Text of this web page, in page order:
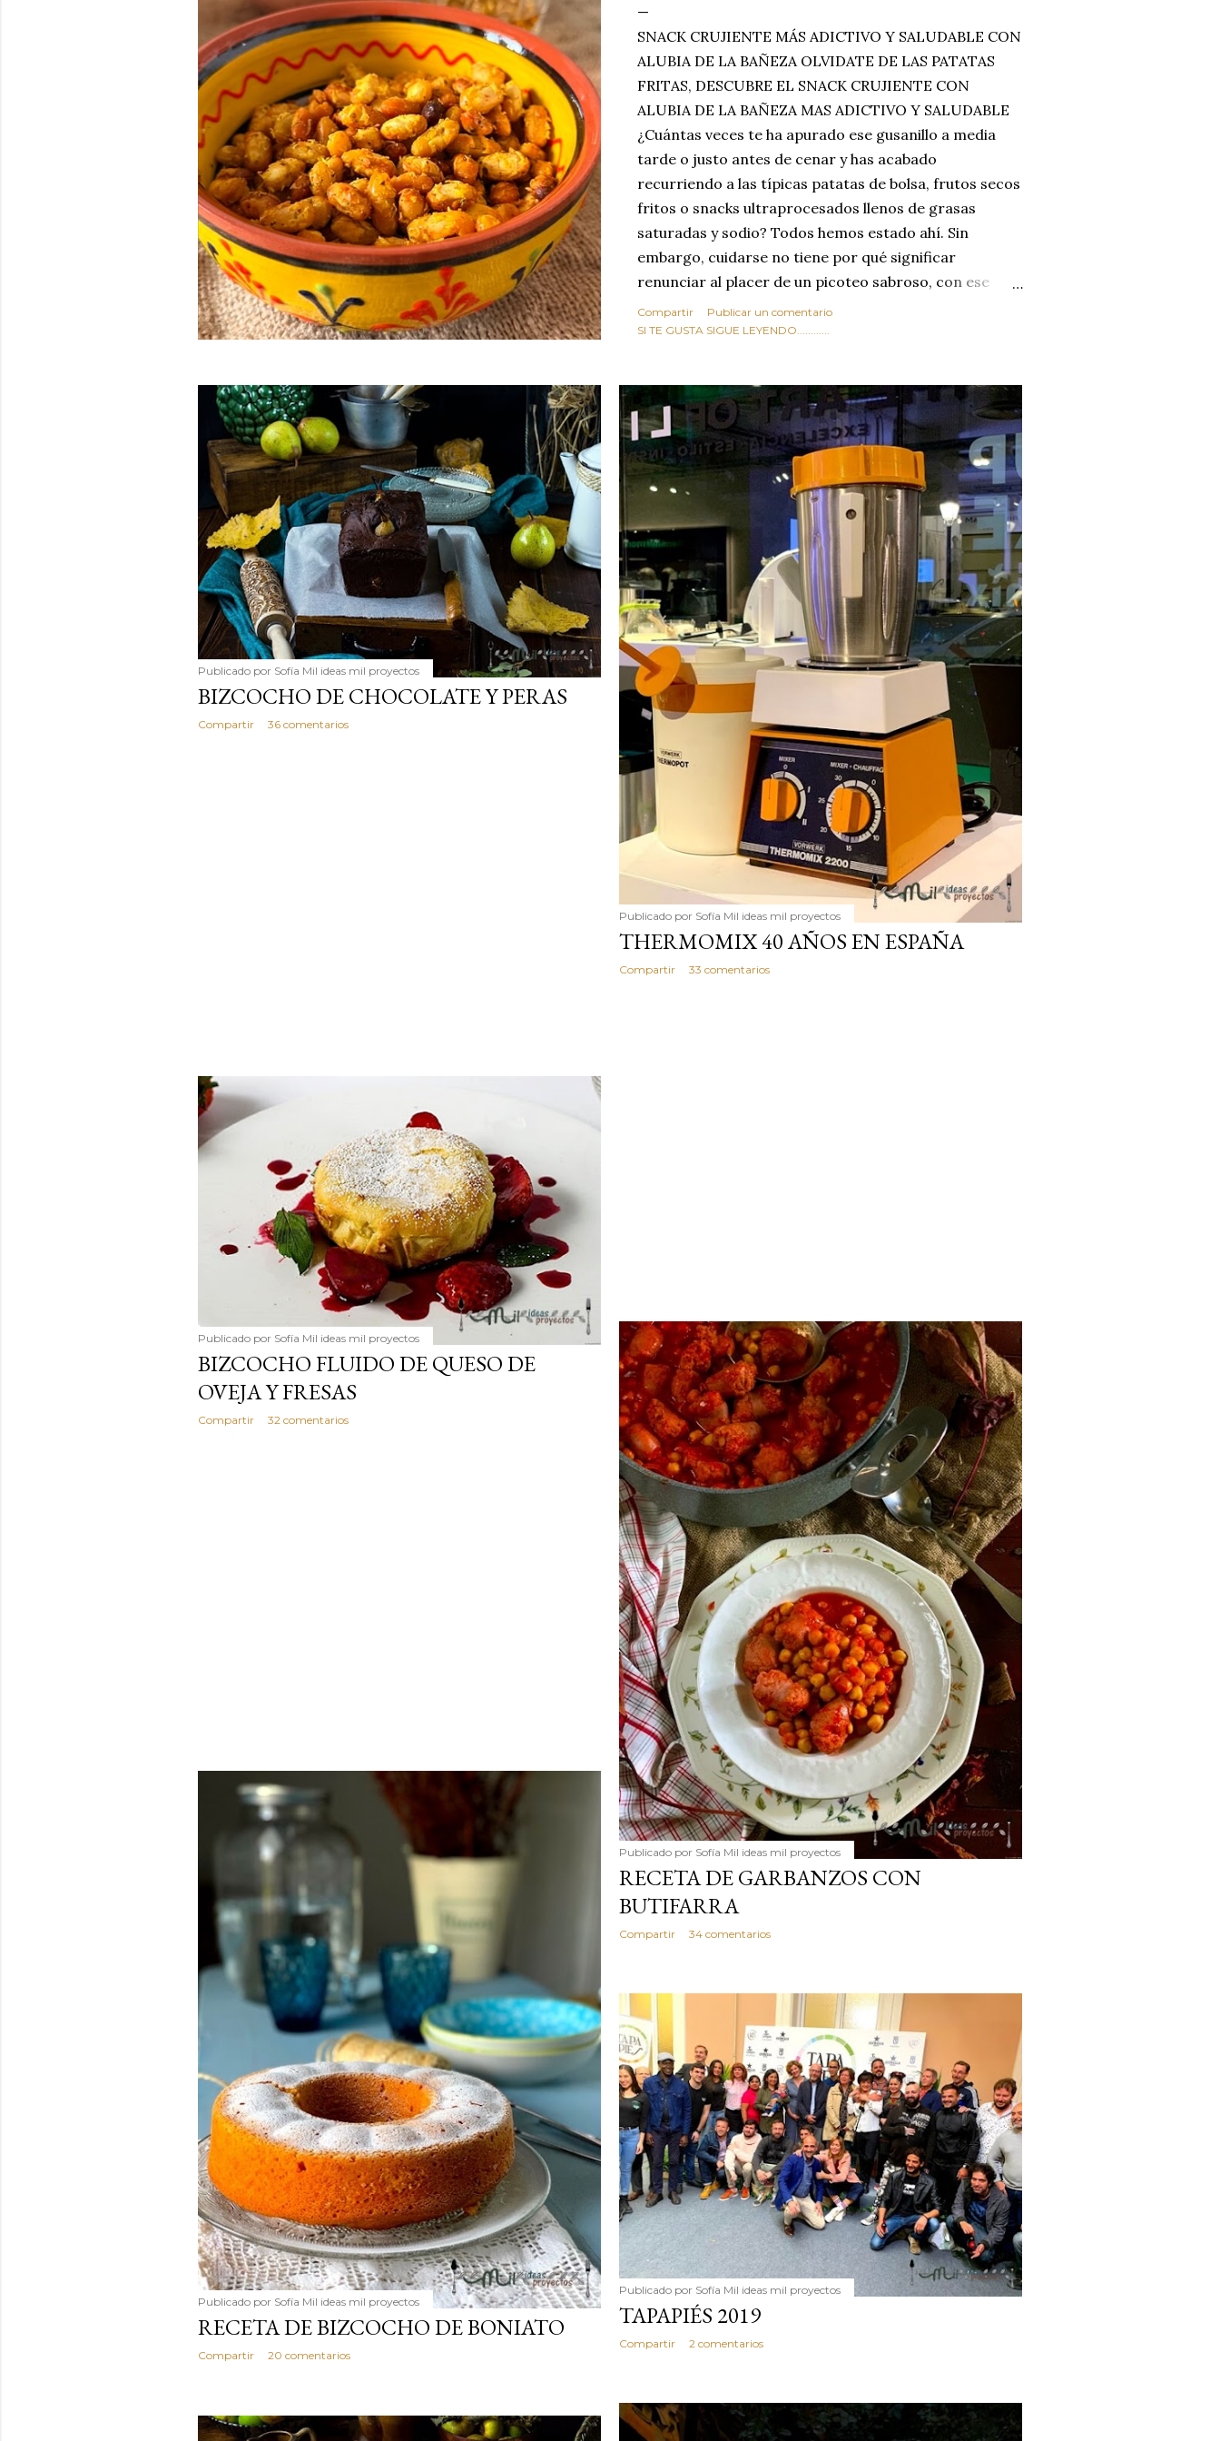
SNACK CRUJIENTE MÁS ADICTIVO Y SALUDABLE CON
ALUBIA DE LA BAÑEZA OLVIDATE DE LAS PATATAS
FRITAS, DESCUBRE EL SNACK CRUJIENTE CON
ALUBIA DE LA BAÑEZA MAS ADICTIVO Y SALUDABLE
¿Cuántas veces te ha apurado ese gusanillo a media
tarde o justo antes de cenar y has acabado
recurriendo a las típicas patatas de bolsa, frutos secos
fritos o snacks ultraprocesados llenos de grasas
saturadas y sodio? Todos hemos estado ahí. Sin
embargo, cuidarse no tiene por qué significar
renunciar al placer de un picoteo sabroso, con ese
toque tostado y crujiente que tanto nos satisface.
Estas alubias crujientes al horno van a cambiar por
tradicionales y copiosos de invierno. Con esta receta
simple pero revolucionaria, transformaremos un
ingrediente tan humilde como la alubia de La Bañeza
en un snack ligero, dorado, cargado de proteína y
100% natural. Es el sustituto perfecto a los frutos se...
Compartir
Publicar un comentario
SI TE GUSTA SIGUE LEYENDO............
Publicado por Sofía Mil ideas mil proyectos
BIZCOCHO DE CHOCOLATE Y PERAS
Compartir 36 comentarios
Publicado por Sofía Mil ideas mil proyectos
THERMOMIX 40 AÑOS EN ESPAÑA
Compartir 33 comentarios
Publicado por Sofía Mil ideas mil proyectos
BIZCOCHO FLUIDO DE QUESO DE
OVEJA Y FRESAS
Compartir 32 comentarios
Publicado por Sofía Mil ideas mil proyectos
RECETA DE GARBANZOS CON
BUTIFARRA
Compartir 34 comentarios
Publicado por Sofía Mil ideas mil proyectos
RECETA DE BIZCOCHO DE BONIATO
Compartir 20 comentarios
Publicado por Sofía Mil ideas mil proyectos
TAPAPIÉS 2019
Compartir 2 comentarios